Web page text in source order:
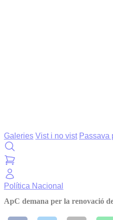
Galeries Vist i no vist Passava
Política Nacional
ApC demana per la renovació